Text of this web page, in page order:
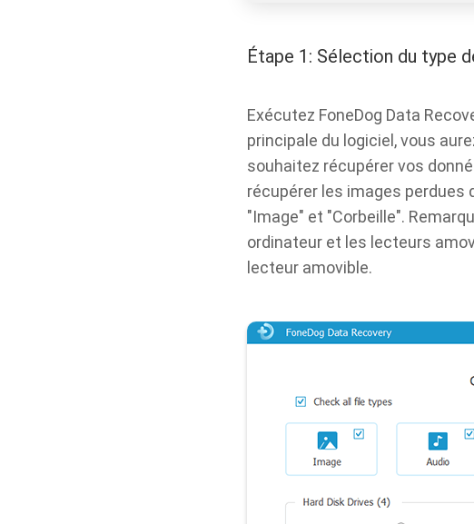
Étape 1: Sélection du type
Exécutez FoneDog Data
principale du logiciel, vous
souhaitez récupérer vos
récupérer les images perdues
"Image" et "Corbeille".
ordinateur et les lecteurs
lecteur amovible.